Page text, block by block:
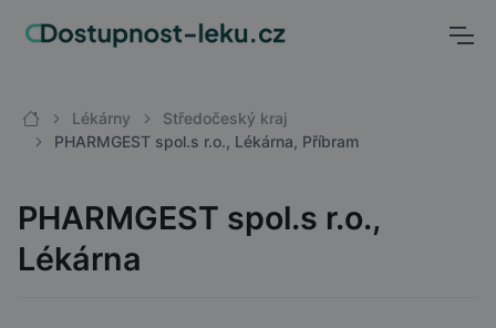
Lékárny
Středočeský kraj
PHARMGEST spol.s r.o., Lékárna, Příbram
PHARMGEST spol.s r.o.,
Lékárna